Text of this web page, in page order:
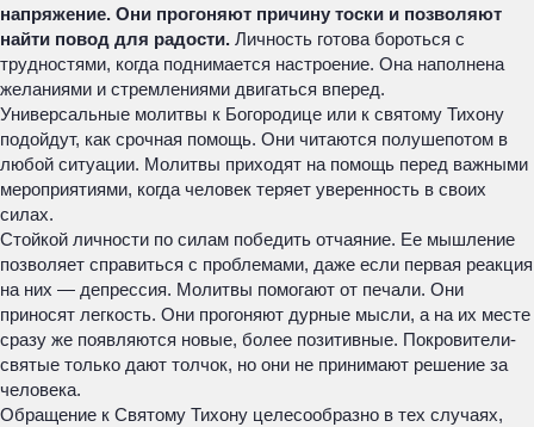
напряжение. Они прогоняют причину тоски и позволяют
найти повод для радости. Личность готова бороться с
трудностями, когда поднимается настроение. Она наполнена
желаниями и стремлениями двигаться вперед.
Универсальные молитвы к Богородице или к святому Тихону
подойдут, как срочная помощь. Они читаются полушепотом в
любой ситуации. Молитвы приходят на помощь перед важными
мероприятиями, когда человек теряет уверенность в своих
силах.
Стойкой личности по силам победить отчаяние. Ее мышление
позволяет справиться с проблемами, даже если первая реакция
на них — депрессия. Молитвы помогают от печали. Они
приносят легкость. Они прогоняют дурные мысли, а на их месте
сразу же появляются новые, более позитивные. Покровители-
святые только дают толчок, но они не принимают решение за
человека.
Обращение к Святому Тихону целесообразно в тех случаях,